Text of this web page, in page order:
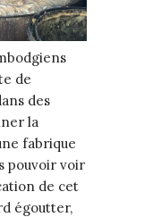
de
des
la
fabrique
pouvoir voir
de cet
égoutter,